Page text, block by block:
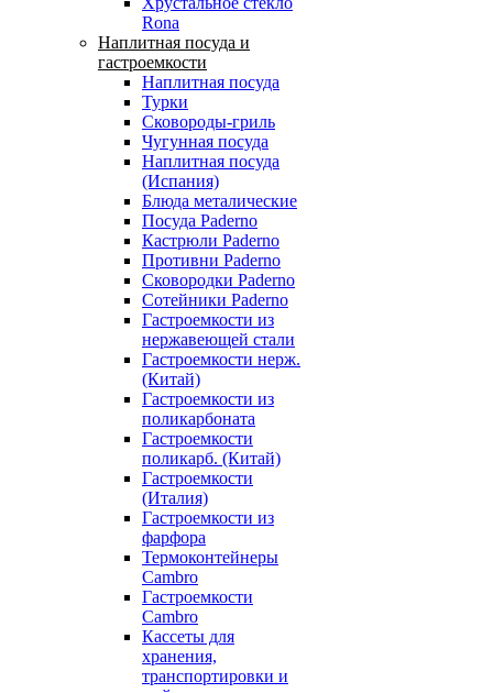
Rona
Наплитная посуда и
гастроемкости
Наплитная посуда
Турки
Сковороды-гриль
Чугунная посуда
Наплитная посуда
(Испания)
Блюда металические
Посуда Paderno
Кастрюли Paderno
Противни Paderno
Сковородки Paderno
Сотейники Paderno
Гастроемкости из
нержавеющей стали
Гастроемкости нерж.
(Китай)
Гастроемкости из
поликарбоната
Гастроемкости
поликарб. (Китай)
Гастроемкости
(Италия)
Гастроемкости из
фарфора
Термоконтейнеры
Cambro
Гастроемкости
Cambro
Кассеты для
хранения,
транспортировки и